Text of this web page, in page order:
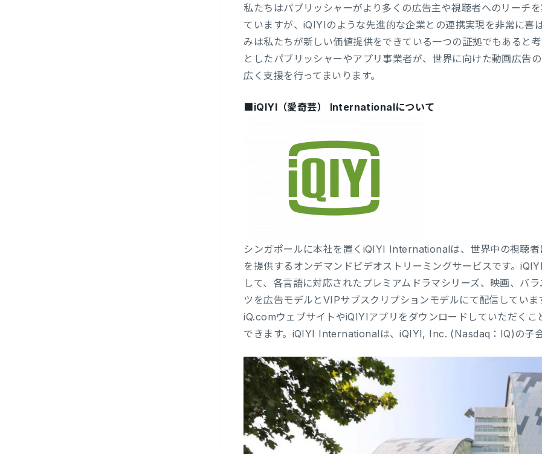
私たちはパブリッシャーがより多くの広告主や視聴者へのリーチ
ていますが、iQIYIのような先進的な企業との連携実現を非常に喜
みは私たちが新しい価値提供をできている一つの証拠でもあると
としたパブリッシャーやアプリ事業者が、世界に向けた動画広告
広く支援を行ってまいります。
■iQIYI（愛奇芸） Internationalについて
シンガポールに本社を置くiQIYI Internationalは、世界中の視聴者
を提供するオンデマンドビデオストリーミングサービスです。
して、各言語に対応されたプレミアムドラマシリーズ、映画、バ
ツを広告モデルとVIPサブスクリプションモデルにて配信してい
iQ.comウェブサイトやiQIYIアプリをダウンロードしていただく
できます。iQIYI Internationalは、iQIYI, Inc. (Nasdaq：IQ)の子会